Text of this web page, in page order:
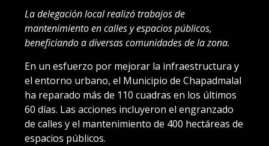
La delegación local realizó trabajos de
mantenimiento en calles y espacios públicos,
beneficiando a diversas comunidades de la zona.
En un esfuerzo por mejorar la infraestructura y
el entorno urbano, el Municipio de Chapadmalal
ha reparado más de 110 cuadras en los últimos
60 días. Las acciones incluyeron el engranzado
de calles y el mantenimiento de 400 hectáreas de
espacios públicos.